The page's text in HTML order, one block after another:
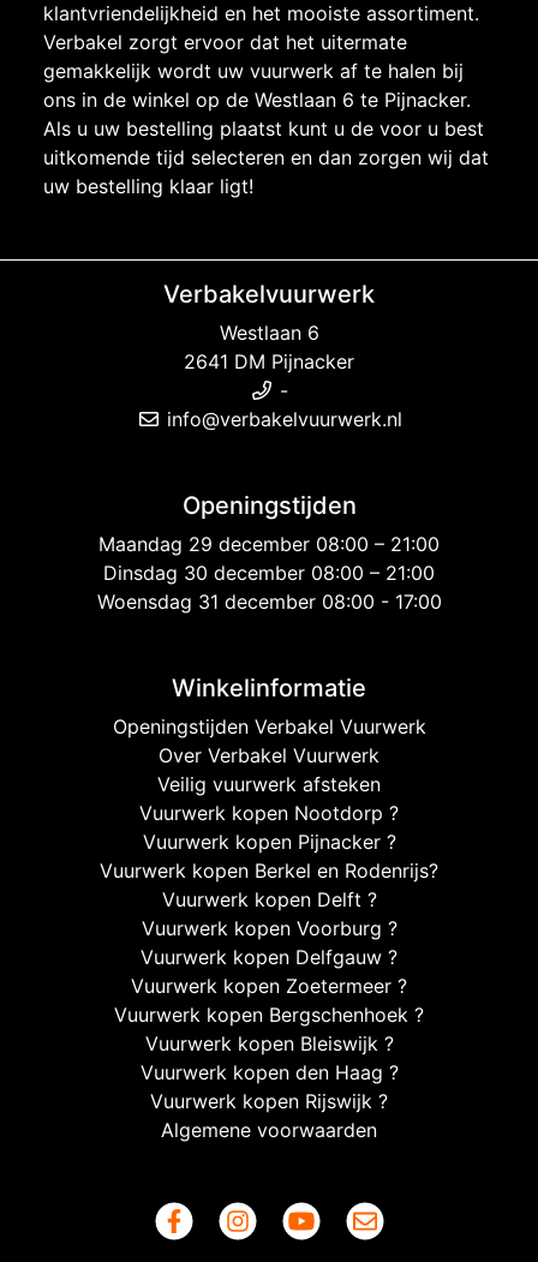
klantvriendelijkheid en het mooiste assortiment.
Verbakel zorgt ervoor dat het uitermate
gemakkelijk wordt uw vuurwerk af te halen bij
ons in de winkel op de Westlaan 6 te Pijnacker.
Als u uw bestelling plaatst kunt u de voor u best
uitkomende tijd selecteren en dan zorgen wij dat
uw bestelling klaar ligt!
Verbakelvuurwerk
Westlaan 6
2641 DM Pijnacker
-
info@verbakelvuurwerk.nl
Openingstijden
Maandag 29 december 08:00 – 21:00
Dinsdag 30 december 08:00 – 21:00
Woensdag 31 december 08:00 - 17:00
Winkelinformatie
Openingstijden Verbakel Vuurwerk
Over Verbakel Vuurwerk
Veilig vuurwerk afsteken
Vuurwerk kopen Nootdorp ?
Vuurwerk kopen Pijnacker ?
Vuurwerk kopen Berkel en Rodenrijs?
Vuurwerk kopen Delft ?
Vuurwerk kopen Voorburg ?
Vuurwerk kopen Delfgauw ?
Vuurwerk kopen Zoetermeer ?
Vuurwerk kopen Bergschenhoek ?
Vuurwerk kopen Bleiswijk ?
Vuurwerk kopen den Haag ?
Vuurwerk kopen Rijswijk ?
Algemene voorwaarden